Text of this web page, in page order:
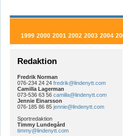
1999 2000 2001 2002 2003 2004
Redaktion
Fredrik Norman
076-234 24 24 fredrik@lindenytt.com
Camilla Lagerman
073-536 63 56 camilla@lindenytt.com
Jennie Einarsson
076-185 86 85 jennie@lindenytt.com
Sportredaktion
Timmy Lundegård
timmy@lindenytt.com